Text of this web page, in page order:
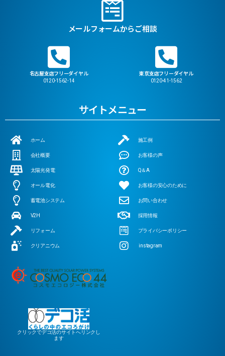
メールフォームからご相談
名古屋支店フリーダイヤル
0120-1562-14
東京支店フリーダイヤル
0120-41-1562
サイトメニュー
ホーム
会社概要
太陽光発電
オール電化
蓄電池システム
V2H
リフォーム
クリアニウム
施工例
お客様の声
Q＆A
お客様の安心のために
お問い合わせ
採用情報
プライバシーポリシー
instagram
クリックでデコ活のサイトへリンクし
ます